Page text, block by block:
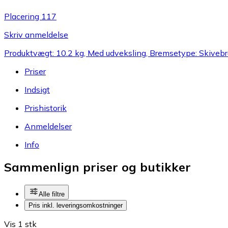
Placering 117
Skriv anmeldelse
Produktvægt: 10.2 kg, Med udveksling, Bremsetype:
Priser
Indsigt
Prishistorik
Anmeldelser
Info
Sammenlign priser og butikker
Alle filtre
Pris inkl. leveringsomkostninger
Vis 1 stk